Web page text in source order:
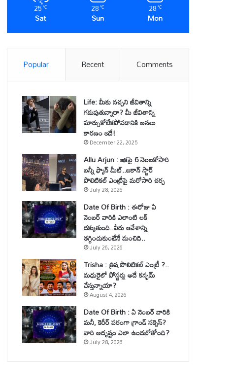
25℃
Sat
28℃
Sun
28℃
Mon
Popular Recent Comments
Life: మీకు నచ్చని జీవితాన్ని
గడుపుతున్నారా? మీ జీవితాన్ని
మార్చుకోలేకపోవడానికి అసలు
కారణం ఇదే!
December 22, 2025
Allu Arjun : ఇకపై 6 నెలలకోసారి
బన్నీ ఫ్యాన్ మీట్..ఐకాన్ స్టార్
పొలిటికల్ ఎంట్రీపై మరోసారి చర్చ
July 28, 2026
Date Of Birth : ఈరోజు ఏ
నెంబర్ వారికి ఎలాంటి లక్
దక్కుతుంది..వీరు ఆవేశాన్ని
తగ్గించుకుంటేనే మంచిది..
July 26, 2026
Trisha : త్రిష పొలిటికల్ ఎంట్రీ ?..
మధురైలో పోస్టర్లు అదే కన్ఫమ్
చేస్తున్నాయా?
August 4, 2026
Date Of Birth : ఏ నెంబర్ వారికి
మనీ, కెరీర్ పరంగా గ్రాండ్ సక్సెస్?
వారి అదృష్టం ఎలా ఉండబోతోంది?
July 28, 2026